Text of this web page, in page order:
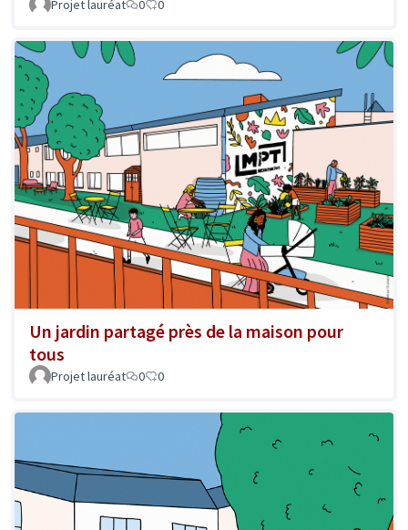
Projet lauréat 0 0
Un jardin partagé près de la maison pour
tous
Projet lauréat 0 0